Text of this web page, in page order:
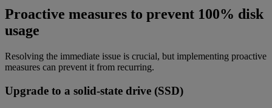
Proactive measures to prevent 100% disk
usage
Resolving the immediate issue is crucial, but implementing proactive
measures can prevent it from recurring.
Upgrade to a solid-state drive (SSD)